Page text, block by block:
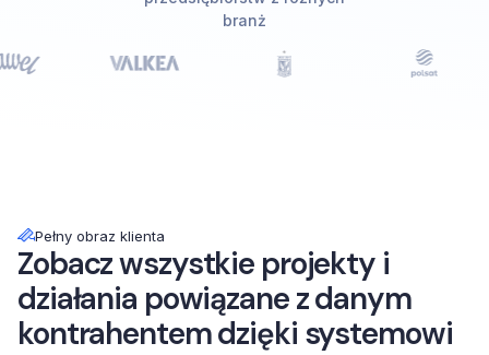
branż
Pełny obraz klienta
Zobacz wszystkie projekty i
działania powiązane z danym
kontrahentem dzięki systemowi